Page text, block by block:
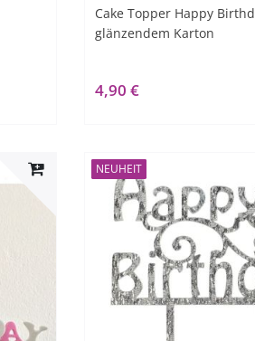
Cake Topper Happy
glänzendem Karton
4,90 €
NEUHEIT